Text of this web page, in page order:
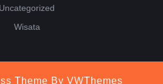
Uncategorized
Wisata
Theme By VWThemes